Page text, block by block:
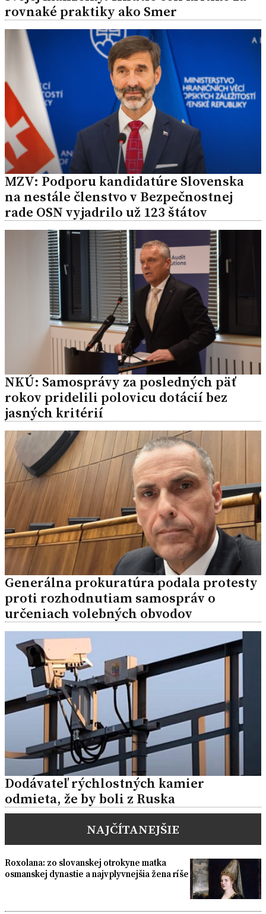
rovnaké praktiky ako Smer
MZV: Podporu kandidatúre Slovenska
na nestále členstvo v Bezpečnostnej
rade OSN vyjadrilo už 123 štátov
NKÚ: Samosprávy za posledných päť
rokov pridelili polovicu dotácií bez
jasných kritérií
Generálna prokuratúra podala protesty
proti rozhodnutiam samospráv o
určeniach volebných obvodov
Dodávateľ rýchlostných kamier
odmieta, že by boli z Ruska
NAJČÍTANEJŠIE
Roxolana: zo slovanskej otrokyne matka
osmanskej dynastie a najvplyvnejšia žena ríše